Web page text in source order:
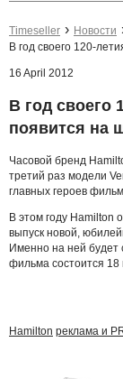
Timeseller
Новости
В год своего 120-
16 April 2012
В год своего
появится на
Часовой бренд
третий раз модели
главных героев
В этом году Hamilton
выпуск новой,
Именно на ней будет
фильма состоится 18
Hamilton реклама и